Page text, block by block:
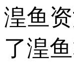
湟鱼
了湟